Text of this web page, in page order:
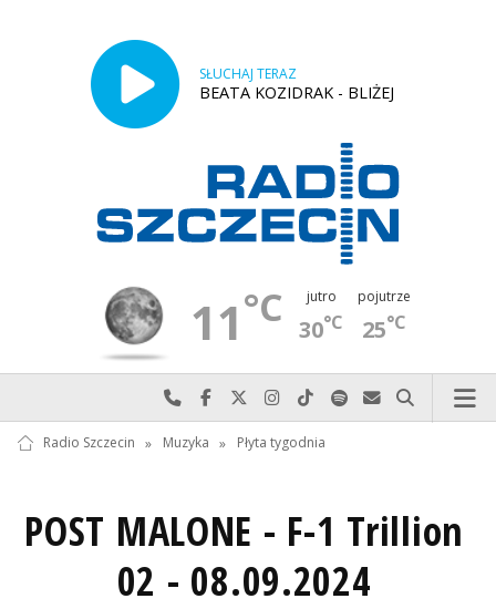
SŁUCHAJ TERAZ
BEATA KOZIDRAK - BLIŻEJ
11°C jutro
30°C
pojutrze
25°C
Najlepiej po prostu do nas zadzwoń
Odwiedź nas na Facebook-u
Odwiedź nas na X
Odwiedź nas na Instagram-ie
Odwiedź nas na TikTok-u
Szukaj nas na Spotify
Wyślij do nas
Szukaj
Radio Szczecin » Muzyka » Płyta tygodnia
POST MALONE - F-1 Trillion
02 - 08.09.2024